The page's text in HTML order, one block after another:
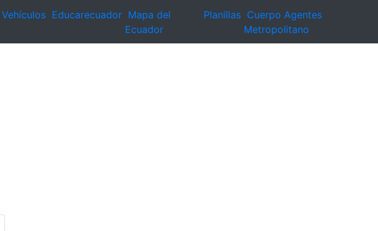
Vehículos Educarecuador Mapa del
Ecuador
Planillas Cuerpo Agentes
Metropolitano